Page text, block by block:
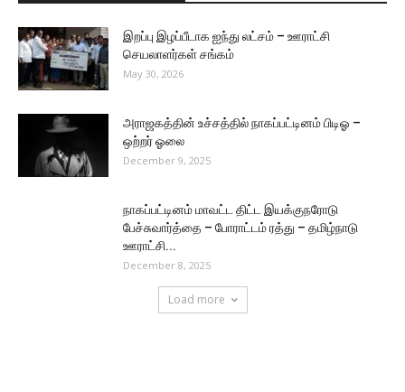
இறப்பு இழப்பீடாக ஐந்து லட்சம் – ஊராட்சி
செயலாளர்கள் சங்கம்
May 30, 2026
அராஜகத்தின் உச்சத்தில் நாகப்பட்டினம் பிடிஓ –
ஒற்றர் ஓலை
December 9, 2025
நாகப்பட்டினம் மாவட்ட திட்ட இயக்குநரோடு
பேச்சுவார்த்தை – போராட்டம் ரத்து – தமிழ்நாடு
ஊராட்சி...
December 8, 2025
Load more